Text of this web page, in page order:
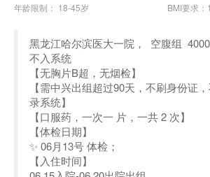
年龄限制： 18-45岁
BMI要求
黑龙江哈尔滨医大一院， 空腹组
不入系统
【无胸片B超，无烟检】
【需中兴出组超过90天，不刷身份证
录系统】
【口服药，一次一 片，一共 2 次】
【体检日期】
✨ 06月13号 体检；
【入住时间】